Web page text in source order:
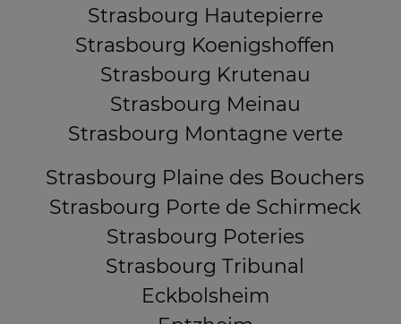
Strasbourg Hautepierre
Strasbourg Koenigshoffen
Strasbourg Krutenau
Strasbourg Meinau
Strasbourg Montagne verte
Strasbourg Plaine des Bouchers
Strasbourg Porte de Schirmeck
Strasbourg Poteries
Strasbourg Tribunal
Eckbolsheim